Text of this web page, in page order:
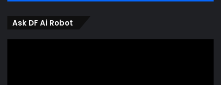
Ask DF Ai Robot